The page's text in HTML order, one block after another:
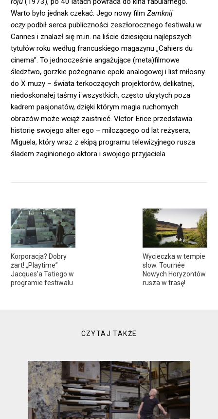
Korporacja? Dobry
żart! „Playtime”
Jacques’a Tatiego w
programie festiwalu
Wycieczka w tempie
slow. Tournée
Nowych Horyzontów
rusza w trasę!
Warto było jednak czekać. Jego nowy filmZamknij
oczypodbił serca publiczności zeszłorocznego festiwalu w
Cannes i znalazł się m.in. na liście dziesięciu najlepszych
tytułów roku według francuskiego magazynu „Cahiers du
cinema”. To jednocześnie angażujące (meta)filmowe
śledztwo, gorzkie pożegnanie epoki analogowej i list miłosny
do X muzy – świata terkoczących projektorów, delikatnej,
niedoskonałej taśmy i wszystkich, często ukrytych poza
kadrem pasjonatów, dzięki którym magia ruchomych
obrazów może wciąż zaistnieć. Víctor Erice przedstawia
historię swojego alter ego – milczącego od lat reżysera,
Miguela, który wraz z ekipą programu telewizyjnego rusza
śladem zaginionego aktora i swojego przyjaciela.
CZYTAJ TAKŻE